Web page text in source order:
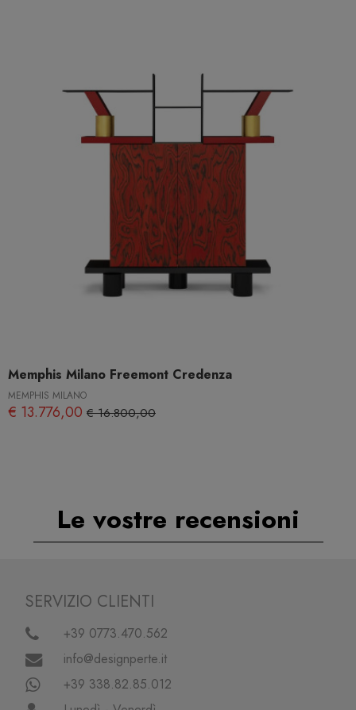
Memphis Milano Freemont Credenza
MEMPHIS MILANO
€ 13.776,00 € 16.800,00
Le vostre recensioni
SERVIZIO CLIENTI
+39 0773.470.562
info@designperte.it
+39 338.82.85.012